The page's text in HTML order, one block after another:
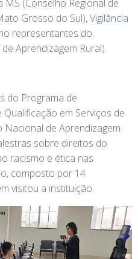
MS (Conselho Regional de
Grosso do Sul), Vigilância
representantes do
Aprendizagem Rural).
do Programa de
em Serviços de
Nacional de Aprendizagem
sobre direitos do
racismo e ética nas
composto por 14
visitou a instituição.